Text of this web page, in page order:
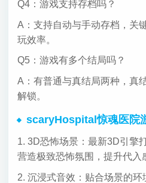
Q4：游戏支持存档吗？
A：支持自动与手动存档，关
玩效率。
Q5：游戏有多个结局吗？
A：有普通与真结局两种，真
解锁。
scaryHospital惊魂医院
1. 3D恐怖场景：最新3D引擎
营造极致恐怖氛围，提升代入
2. 沉浸式音效：贴合场景的